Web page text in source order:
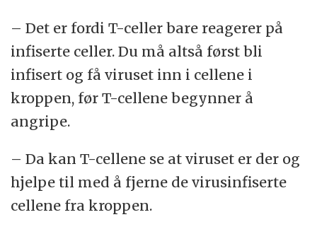
– Det er fordi T-celler bare reagerer på
infiserte celler. Du må altså først bli
infisert og få viruset inn i cellene i
kroppen, før T-cellene begynner å
angripe.
– Da kan T-cellene se at viruset er der og
hjelpe til med å fjerne de virusinfiserte
cellene fra kroppen.